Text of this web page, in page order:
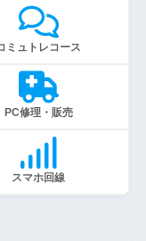
ミュトレコース
PC修理・販売
スマホ回線